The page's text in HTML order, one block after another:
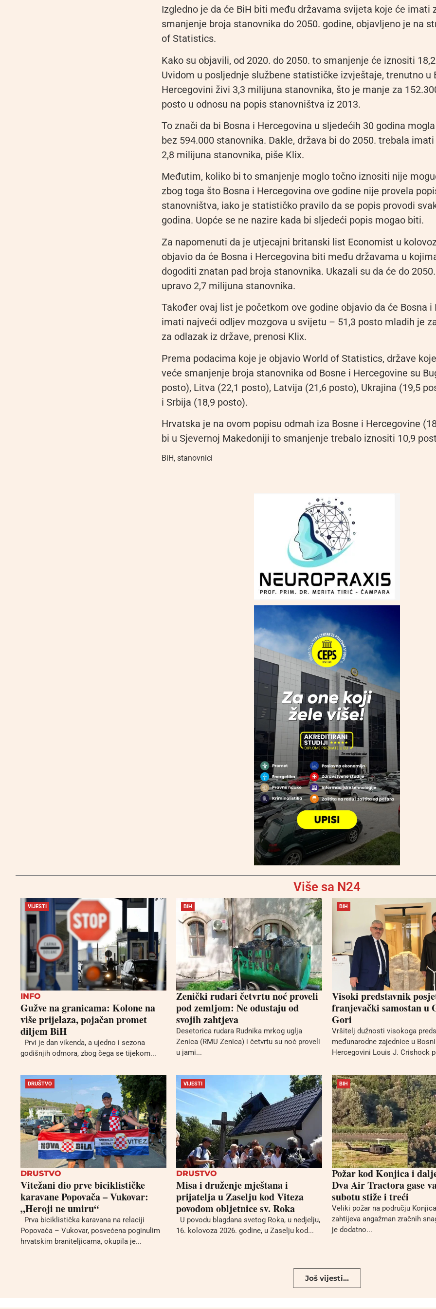
Izgledno je da će BiH biti među državama svijeta koje će imati
smanjenje broja stanovnika do 2050. godine, objavljeno je na
of Statistics.
Kako su objavili, od 2020. do 2050. to smanjenje će iznositi
Uvidom u posljednje službene statističke izvještaje, trenutno u
Hercegovini živi 3,3 milijuna stanovnika, što je manje za
posto u odnosu na popis stanovništva iz 2013.
To znači da bi Bosna i Hercegovina u sljedećih 30 godina
bez 594.000 stanovnika. Dakle, država bi do 2050. trebala
2,8 milijuna stanovnika, piše Klix.
Međutim, koliko bi to smanjenje moglo točno iznositi nije
zbog toga što Bosna i Hercegovina ove godine nije provela
stanovništva, iako je statističko pravilo da se popis provodi
godina. Uopće se ne nazire kada bi sljedeći popis mogao biti.
Za napomenuti da je utjecajni britanski list Economist u
objavio da će Bosna i Hercegovina biti među državama u
dogoditi znatan pad broja stanovnika. Ukazali su da će do
upravo 2,7 milijuna stanovnika.
Također ovaj list je početkom ove godine objavio da će Bosna i
imati najveći odljev mozgova u svijetu – 51,3 posto mladih je
za odlazak iz države, prenosi Klix.
Prema podacima koje je objavio World of Statistics, države
veće smanjenje broja stanovnika od Bosne i Hercegovine su
posto), Litva (22,1 posto), Latvija (21,6 posto), Ukrajina (19,5
i Srbija (18,9 posto).
Hrvatska je na ovom popisu odmah iza Bosne i Hercegovine
bi u Sjevernoj Makedoniji to smanjenje trebalo iznositi 10,9
BiH, stanovnici
Više sa N24
VIJESTI
INFO
Gužve na granicama: Kolone na
više prijelaza, pojačan promet
diljem BiH
Prvi je dan vikenda, a ujedno i sezona
godišnjih odmora, zbog čega se tijekom...
BIH
Zenički rudari četvrtu noć proveli
pod zemljom: Ne odustaju od
svojih zahtjeva
Desetorica rudara Rudnika mrkog uglja
Zenica (RMU Zenica) i četvrtu su noć proveli
u jami...
BIH
Visoki predstavnik
franjevački samostan u
Gori
Vršitelj dužnosti visokoga
međunarodne zajednice u
Hercegovini Louis J. Crishock
DRUŠTVO
DRUSTVO
Vitežani dio prve biciklističke
karavane Popovača – Vukovar:
„Heroji ne umiru“
Prva biciklistička karavana na relaciji
Popovača – Vukovar, posvećena poginulim
hrvatskim braniteljicama, okupila je...
VIJESTI
DRUSTVO
Misa i druženje mještana i
prijatelja u Zaselju kod Viteza
povodom obljetnice sv. Roka
U povodu blagdana svetog Roka, u nedjelju,
16. kolovoza 2026. godine, u Zaselju kod...
BIH
Požar kod Konjica i
Dva Air Tractora gase
subotu stiže i treći
Veliki požar na području
zahtijeva angažman zračnih
je dodatno...
Još vijesti...